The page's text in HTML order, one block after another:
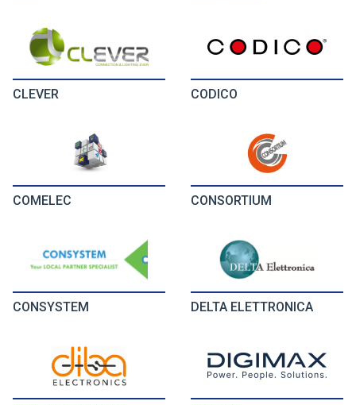
CLEVER CODICO
COMELEC CONSORTIUM
CONSYSTEM DELTA ELETTRONICA